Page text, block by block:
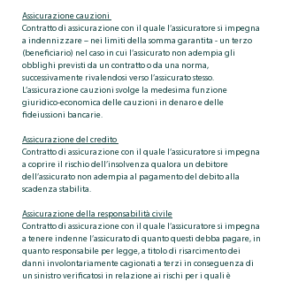
Assicurazione cauzioni
Contratto di assicurazione con il quale l’assicuratore si impegna
a indennizzare – nei limiti della somma garantita - un terzo
(beneficiario) nel caso in cui l’assicurato non adempia gli
obblighi previsti da un contratto o da una norma,
successivamente rivalendosi verso l’assicurato stesso.
L’assicurazione cauzioni svolge la medesima funzione
giuridico-economica delle cauzioni in denaro e delle
fideiussioni bancarie.
Assicurazione del credito
Contratto di assicurazione con il quale l’assicuratore si impegna
a coprire il rischio dell’insolvenza qualora un debitore
dell’assicurato non adempia al pagamento del debito alla
scadenza stabilita.
Assicurazione della responsabilità civile
Contratto di assicurazione con il quale l’assicuratore si impegna
a tenere indenne l’assicurato di quanto questi debba pagare, in
quanto responsabile per legge, a titolo di risarcimento dei
danni involontariamente cagionati a terzi in conseguenza di
un sinistro verificatosi in relazione ai rischi per i quali è